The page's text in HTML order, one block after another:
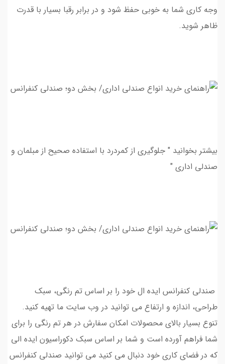
وجه کاری شما به خوبی حفظ شود و در برابر رقبا بسیار با قدرت
ظاهر شوید.
بیشتر بخوانید " جلوگیری از کمردرد با استفاده صحیح از مبلمان و
صندلی اداری "
صندلی کنفرانس ایده ال خود را بر اساس تم رنگی، سبک
طراحی، اندازه و ارتفاع می توانید در وب سایت ما تهیه کنید.
تنوع بسیار بالای محصولات امکان سفارش در هر تم رنگی را برای
شما فراهم آورده است و شما بر اساس سبک دکوراسیون ایده الی
که در فضای کاری خود دنبال می کنید می توانید صندلی کنفرانس